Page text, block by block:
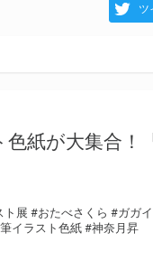
ツ
紙が大集合！
ト展 #おたべさくら #ガガ
イラスト色紙 #神奈月昇